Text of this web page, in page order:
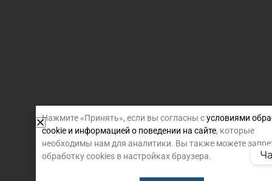
Нажмите «Принять», если вы согласны сусловиями
cookie и информацией о поведении на сайте, которые
необходимы нам для аналитики. Вы также можете
обработку cookies в настройках браузера.